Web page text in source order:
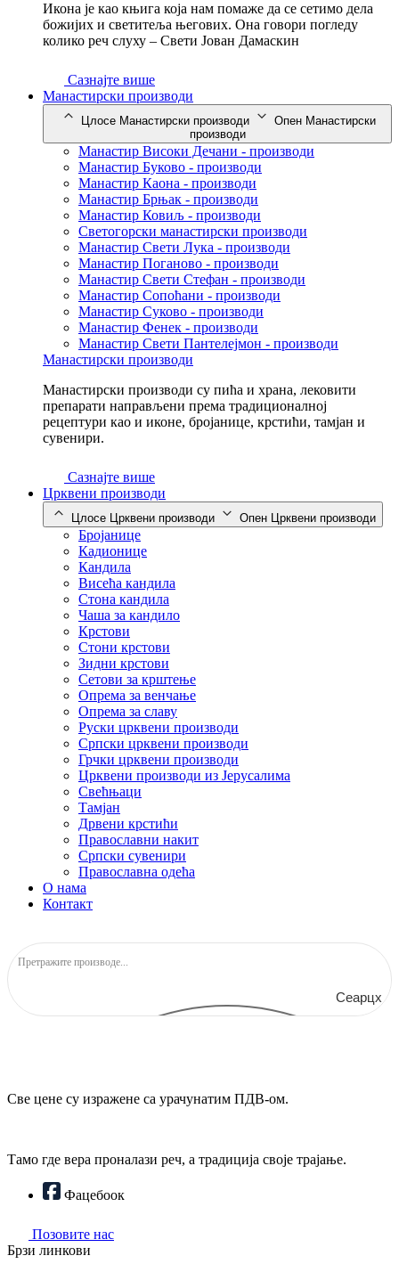
Икона је као књига која нам помаже да се сетимо дела
божијих и светитеља његових. Она говори погледу
колико реч слуху – Свети Јован Дамаскин
Сазнајте више
Манастирски производи
Цлосе Манастирски производи
Опен Манастирски
производи
Манастир Високи Дечани - производи
Манастир Буково - производи
Манастир Каона - производи
Манастир Брњак - производи
Манастир Ковиљ - производи
Светогорски манастирски производи
Манастир Свети Лука - производи
Манастир Поганово - производи
Манастир Свети Стефан - производи
Манастир Сопоћани - производи
Манастир Суково - производи
Манастир Фенек - производи
Манастир Свети Пантелејмон - производи
Манастирски производи
Манастирски производи су пића и храна, лековити
препарати направљени према традиционалној
рецептури као и иконе, бројанице, крстићи, тамјан и
сувенири.
Сазнајте више
Црквени производи
Цлосе Црквени производи Опен Црквени производи
Бројанице
Кадионице
Кандила
Висећа кандила
Стона кандила
Чаша за кандило
Крстови
Стони крстови
Зидни крстови
Сетови за крштење
Опрема за венчање
Опрема за славу
Руски црквени производи
Српски црквени производи
Грчки црквени производи
Црквени производи из Јерусалима
Свећњаци
Тамјан
Дрвени крстићи
Православни накит
Српски сувенири
Православна одећа
О нама
Контакт
Сеарцх
Све цене су изражене са урачунатим ПДВ-ом.
Тамо где вера проналази реч, а традиција своје трајање.
Фацебоок
Позовите нас
Брзи линкови